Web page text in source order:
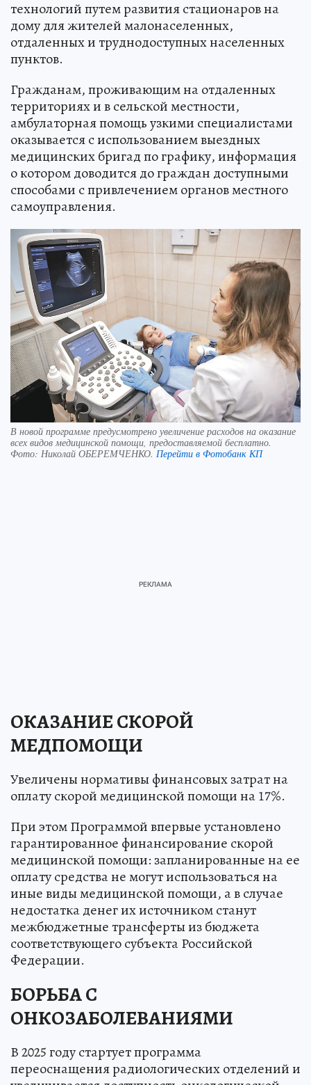
технологий путем развития стационаров на
дому для жителей малонаселенных,
отдаленных и труднодоступных населенных
пунктов.
Гражданам, проживающим на отдаленных
территориях и в сельской местности,
амбулаторная помощь узкими специалистами
оказывается с использованием выездных
медицинских бригад по графику, информация
о котором доводится до граждан доступными
способами с привлечением органов местного
самоуправления.
В новой программе предусмотрено увеличение расходов на оказание
всех видов медицинской помощи, предоставляемой бесплатно.
Фото: Николай ОБЕРЕМЧЕНКО. Перейти в Фотобанк КП
ОКАЗАНИЕ СКОРОЙ
МЕДПОМОЩИ
Увеличены нормативы финансовых затрат на
оплату скорой медицинской помощи на 17%.
При этом Программой впервые установлено
гарантированное финансирование скорой
медицинской помощи: запланированные на ее
оплату средства не могут использоваться на
иные виды медицинской помощи, а в случае
недостатка денег их источником станут
межбюджетные трансферты из бюджета
соответствующего субъекта Российской
Федерации.
БОРЬБА С
ОНКОЗАБОЛЕВАНИЯМИ
В 2025 году стартует программа
переоснащения радиологических отделений и